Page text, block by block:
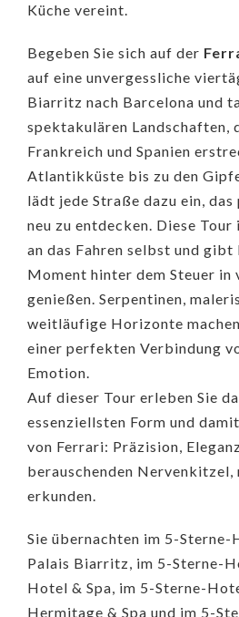
Küche vereint.
Begeben Sie sich auf der
auf eine unvergessliche
Biarritz nach Barcelona und
spektakulären Landschaften,
Frankreich und Spanien
Atlantikküste bis zu den
lädt jede Straße dazu ein, das
neu zu entdecken. Diese
an das Fahren selbst und gibt
Moment hinter dem Steuer in
genießen. Serpentinen,
weitläufige Horizonte
einer perfekten Verbindung
Emotion.
Auf dieser Tour erleben Sie
essenziellsten Form und
von Ferrari: Präzision,
berauschenden Nervenkitzel,
erkunden.
Sie übernachten im 5-
Palais Biarritz, im 5-Sterne-
Hotel & Spa, im 5-Sterne-
Hermitage & Spa und im 5-